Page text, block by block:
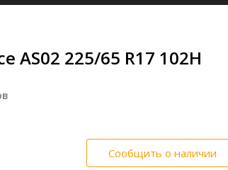
AS02 225/65 R17 102H
Сообщить о наличии